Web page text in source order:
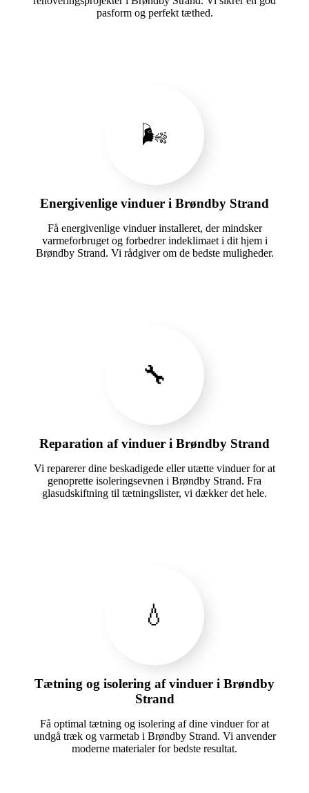
pasform og perfekt tæthed.
🌬️
Energivenlige vinduer i Brøndby Strand
Få energivenlige vinduer installeret, der mindsker
varmeforbruget og forbedrer indeklimaet i dit hjem i
Brøndby Strand. Vi rådgiver om de bedste muligheder.
🔧
Reparation af vinduer i Brøndby Strand
Vi reparerer dine beskadigede eller utætte vinduer for at
genoprette isoleringsevnen i Brøndby Strand. Fra
glasudskiftning til tætningslister, vi dækker det hele.
💧
Tætning og isolering af vinduer i Brøndby
Strand
Få optimal tætning og isolering af dine vinduer for at
undgå træk og varmetab i Brøndby Strand. Vi anvender
moderne materialer for bedste resultat.